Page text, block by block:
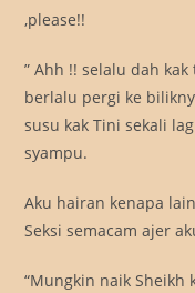
,please!!
” Ahh !! selalu dah
berlalu pergi ke
susu kak Tini sekali
syampu.
Aku hairan kenapa
Seksi semacam ajer
“Mungkin naik